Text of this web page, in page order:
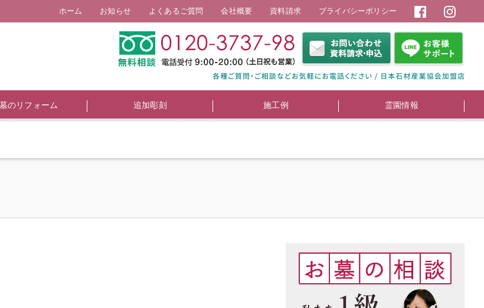
ホーム お知らせ よくあるご質問 会社概要 資料請求 プライバシーポリシー
のリフォーム 追加彫刻 施工例 霊園情報